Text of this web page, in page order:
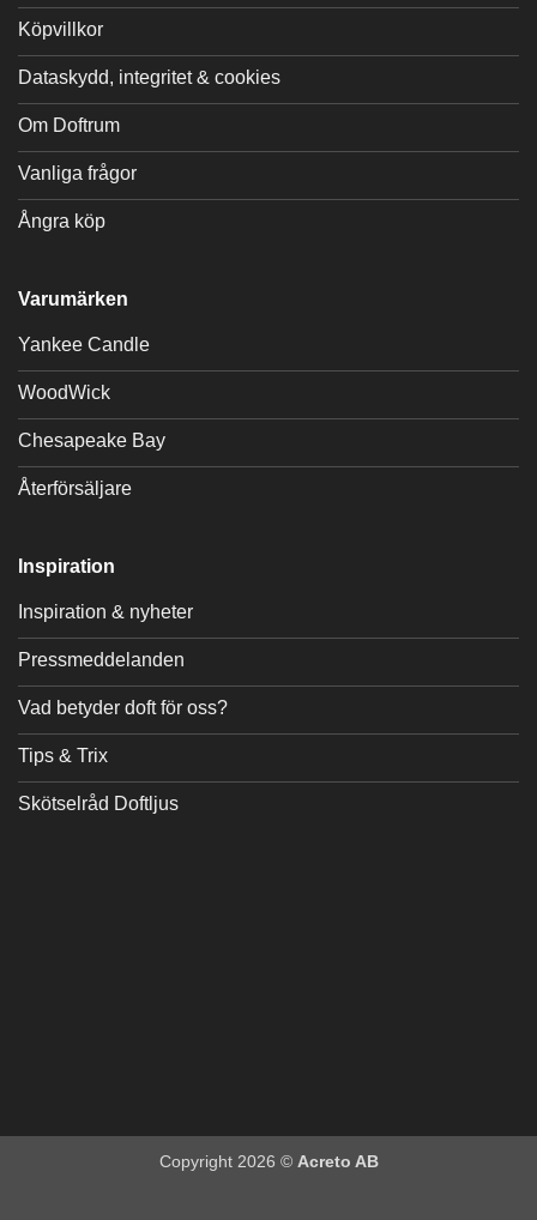
Köpvillkor
Dataskydd, integritet & cookies
Om Doftrum
Vanliga frågor
Ångra köp
Varumärken
Yankee Candle
WoodWick
Chesapeake Bay
Återförsäljare
Inspiration
Inspiration & nyheter
Pressmeddelanden
Vad betyder doft för oss?
Tips & Trix
Skötselråd Doftljus
Copyright 2026 © Acreto AB